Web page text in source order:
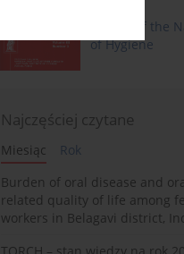
Annals of the
of Hygiene
Najczęściej czytane
Miesiąc
Rok
Burden of oral disease and
related quality of life among
workers in Belagavi district,